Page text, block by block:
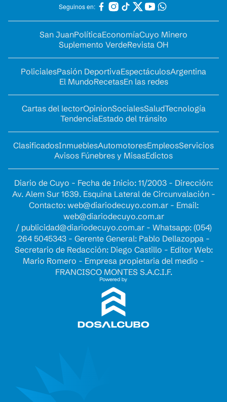
Seguinos en:
San JuanPolíticaEconomíaCuyo Minero
Suplemento VerdeRevista OH
PolicialesPasión DeportivaEspectáculosArgentina
El MundoRecetasEn las redes
Cartas del lectorOpinionSocialesSaludTecnología
TendenciaEstado del tránsito
ClasificadosInmueblesAutomotoresEmpleosServicios
Avisos Fúnebres y MisasEdictos
Diario de Cuyo - Fecha de Inicio: 11/2003 - Dirección:
Av. Alem Sur 1639. Esquina Lateral de Circunvalación -
Contacto: web@diariodecuyo.com.ar- Email:
web@diariodecuyo.com.ar
/ publicidad@diariodecuyo.com.ar- Whatsapp: (054)
264 5045343 - Gerente General: Pablo Dellazoppa -
Secretario de Redacción: Diego Castillo - Editor Web:
Mario Romero - Empresa propietaria del medio -
FRANCISCO MONTES S.A.C.I.F.